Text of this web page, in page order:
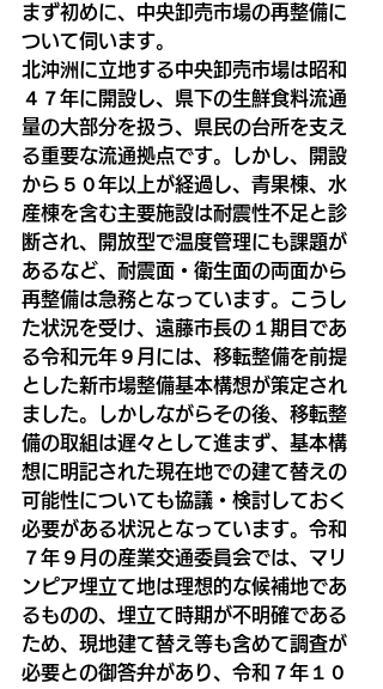
まず初めに、中央卸売市場の再整備に
ついて伺います。
北沖洲に立地する中央卸売市場は昭和
４７年に開設し、県下の生鮮食料流通
量の大部分を扱う、県民の台所を支え
る重要な流通拠点です。しかし、開設
から５０年以上が経過し、青果棟、水
産棟を含む主要施設は耐震性不足と診
断され、開放型で温度管理にも課題が
あるなど、耐震面・衛生面の両面から
再整備は急務となっています。こうし
た状況を受け、遠藤市長の１期目であ
る令和元年９月には、移転整備を前提
とした新市場整備基本構想が策定され
ました。しかしながらその後、移転整
備の取組は遅々として進まず、基本構
想に明記された現在地での建て替えの
可能性についても協議・検討しておく
必要がある状況となっています。令和
７年９月の産業交通委員会では、マリ
ンピア埋立て地は理想的な候補地であ
るものの、埋立て時期が不明確である
ため、現地建て替え等も含めて調査が
必要との御答弁があり、令和７年１０